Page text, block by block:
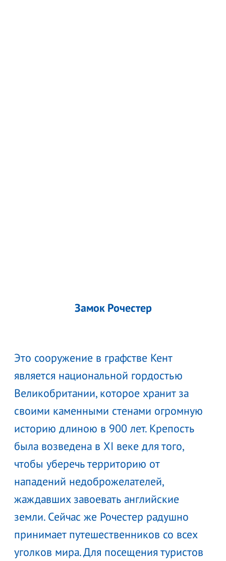
Замок Рочестер
Это сооружение в графстве Кент
является национальной гордостью
Великобритании, которое хранит за
своими каменными стенами огромную
историю длиною в 900 лет. Крепость
была возведена в XI веке для того,
чтобы уберечь территорию от
нападений недоброжелателей,
жаждавших завоевать английские
земли. Сейчас же Рочестер радушно
принимает путешественников со всех
уголков мира. Для посещения туристов